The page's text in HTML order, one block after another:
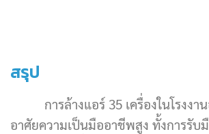
สรุป
การล้างแอร์ 35 เครื่องในโรงงา
อาศัยความเป็นมืออาชีพสูง ทั้งการรับ